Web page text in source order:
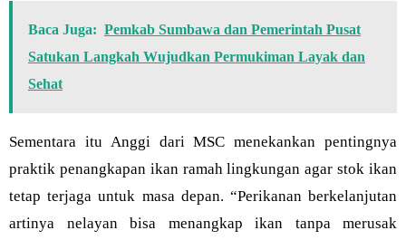
Baca Juga: Pemkab Sumbawa dan Pemerintah Pusat
Satukan Langkah Wujudkan Permukiman Layak dan
Sehat
Sementara itu Anggi dari MSC menekankan pentingnya
praktik penangkapan ikan ramah lingkungan agar stok ikan
tetap terjaga untuk masa depan. “Perikanan berkelanjutan
artinya nelayan bisa menangkap ikan tanpa merusak